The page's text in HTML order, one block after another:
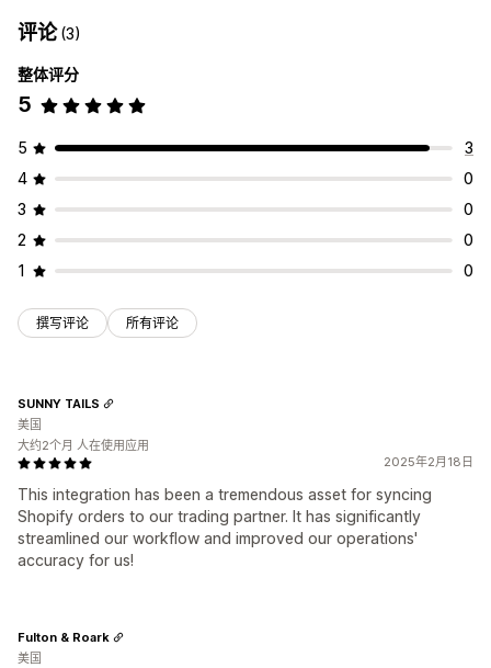
评论(3)
整体评分
5
5
3
4
0
3
0
2
0
1
0
撰写评论 所有评论
2025年2月18日
This integration has been a tremendous asset for syncing
Shopify orders to our trading partner. It has significantly
streamlined our workflow and improved our operations'
accuracy for us!
SUNNY TAILS
美国
大约2个月 人在使用应用
Fulton & Roark
美国